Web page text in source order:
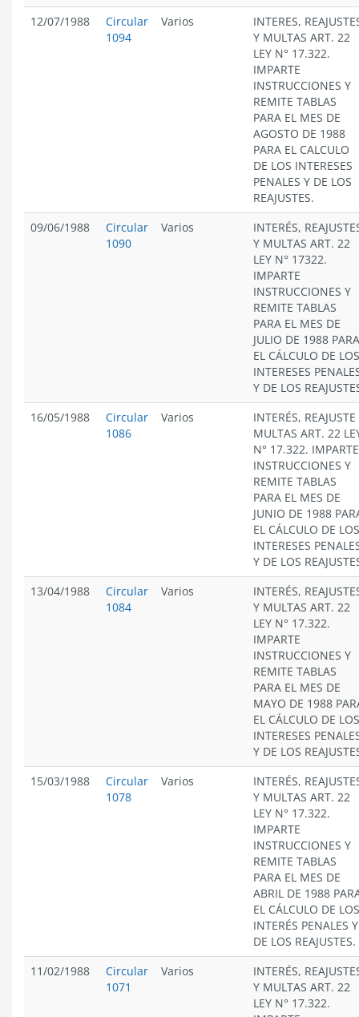
12/07/1988
Circular
1094
Varios
INTERES,
Y MULTAS ART. 22
LEY N° 17.322.
IMPARTE
INSTRUCCIONES Y
REMITE TABLAS
PARA EL MES DE
AGOSTO DE 1988
PARA EL CALCULO
DE LOS INTERESES
PENALES Y DE LOS
REAJUSTES.
09/06/1988
Circular
1090
Varios
INTERÉS,
Y MULTAS ART. 22
LEY N° 17322.
IMPARTE
INSTRUCCIONES Y
REMITE TABLAS
PARA EL MES DE
JULIO DE 1988 PARA
EL CÁLCULO DE LOS
INTERESES
Y DE LOS
16/05/1988
Circular
1086
Varios
INTERÉS, REAJUSTE
MULTAS ART. 22
N° 17.322. IMPARTE
INSTRUCCIONES Y
REMITE TABLAS
PARA EL MES DE
JUNIO DE 1988
EL CÁLCULO DE LOS
INTERESES
Y DE LOS
13/04/1988
Circular
1084
Varios
INTERÉS,
Y MULTAS ART. 22
LEY N° 17.322.
IMPARTE
INSTRUCCIONES Y
REMITE TABLAS
PARA EL MES DE
MAYO DE 1988
EL CÁLCULO DE LOS
INTERESES
Y DE LOS
15/03/1988
Circular
1078
Varios
INTERÉS,
Y MULTAS ART. 22
LEY N° 17.322.
IMPARTE
INSTRUCCIONES Y
REMITE TABLAS
PARA EL MES DE
ABRIL DE 1988
EL CÁLCULO DE LOS
INTERÉS PENALES Y
DE LOS REAJUSTES.
11/02/1988
Circular
1071
Varios
INTERÉS,
Y MULTAS ART. 22
LEY N° 17.322.